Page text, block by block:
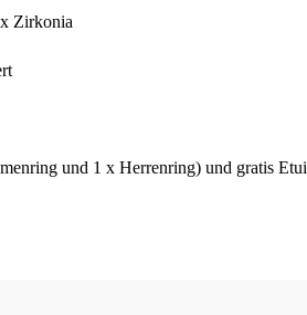
Zirkonia
und 1 x Herrenring) und gratis Etui